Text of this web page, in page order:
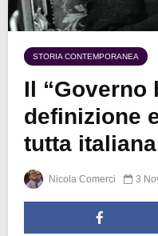
STORIA CONTEMPORANEA
Il “Governo
definizione
tutta italiana
Nicola Comerci 3